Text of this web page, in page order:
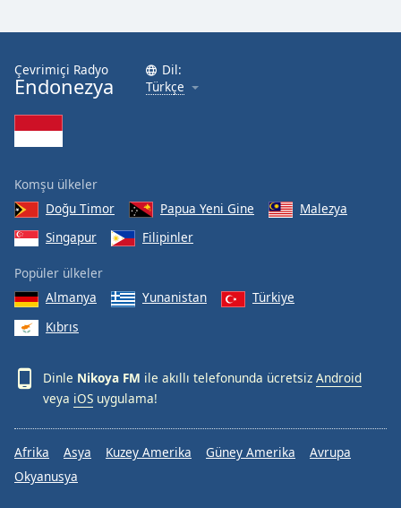
Çevrimiçi Radyo
Endonezya
Dil:
Türkçe
Komşu ülkeler
Doğu Timor
Papua Yeni Gine
Malezya
Singapur
Filipinler
Popüler ülkeler
Almanya
Yunanistan
Türkiye
Kıbrıs
Dinle Nikoya FM ile akıllı telefonunda ücretsiz Android
veya iOS uygulama!
Afrika Asya Kuzey Amerika Güney Amerika
Avrupa
Okyanusya